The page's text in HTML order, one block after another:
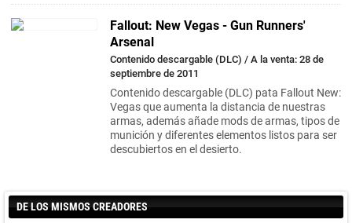
Fallout: New Vegas - Gun Runners'
Arsenal
Contenido descargable (DLC) / A la venta: 28 de
septiembre de 2011
Contenido descargable (DLC) pata Fallout New:
Vegas que aumenta la distancia de nuestras
armas, además añade mods de armas, tipos de
munición y diferentes elementos listos para ser
descubiertos en el desierto.
DE LOS MISMOS CREADORES